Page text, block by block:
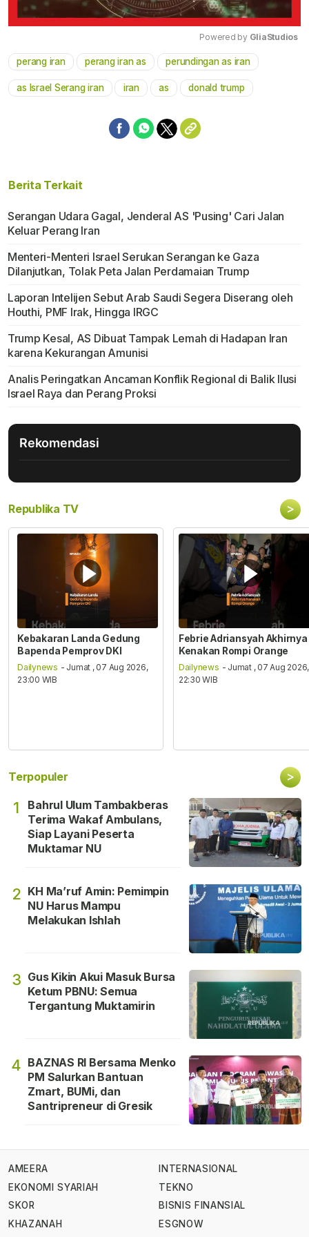
Mute
Powered by GliaStudios
perang iran perang iran as perundingan as iran
as Israel Serang iran iran as donald trump
Berita Terkait
Serangan Udara Gagal, Jenderal AS 'Pusing' Cari Jalan
Keluar Perang Iran
Menteri-Menteri Israel Serukan Serangan ke Gaza
Dilanjutkan, Tolak Peta Jalan Perdamaian Trump
Laporan Intelijen Sebut Arab Saudi Segera Diserang oleh
Houthi, PMF Irak, Hingga IRGC
Trump Kesal, AS Dibuat Tampak Lemah di Hadapan Iran
karena Kekurangan Amunisi
Analis Peringatkan Ancaman Konflik Regional di Balik Ilusi
Israel Raya dan Perang Proksi
Rekomendasi
Republika TV >
Kebakaran Landa Gedung
Bapenda Pemprov DKI
Dailynews - Jumat , 07 Aug 2026,
23:00 WIB
Febrie Adriansyah Akhirnya
Kenakan Rompi Orange
Dailynews - Jumat , 07 Aug 2026,
22:30 WIB
Terpopuler >
1
Bahrul Ulum Tambakberas
Terima Wakaf Ambulans,
Siap Layani Peserta
Muktamar NU
2 KH Ma’ruf Amin: Pemimpin
NU Harus Mampu
Melakukan Ishlah
3 Gus Kikin Akui Masuk Bursa
Ketum PBNU: Semua
Tergantung Muktamirin
4 BAZNAS RI Bersama Menko
PM Salurkan Bantuan
Zmart, BUMi, dan
Santripreneur di Gresik
AMEERA
EKONOMI SYARIAH
SKOR
KHAZANAH
INTERNASIONAL
TEKNO
BISNIS FINANSIAL
ESGNOW